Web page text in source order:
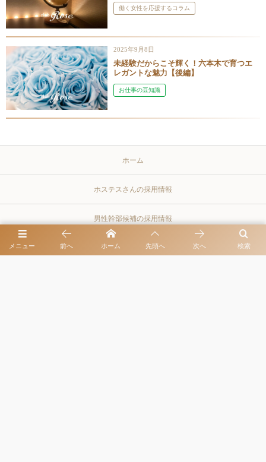
働く女性を応援するコラム
2025年9月8日
未経験だからこそ輝く！六本木で育つエ
レガントな魅力【後編】
お仕事の豆知識
ホーム
ホステスさんの採用情報
男性幹部候補の採用情報
プライバシーポリシー
メニュー 検索
前へ ホーム 先頭へ 次へ